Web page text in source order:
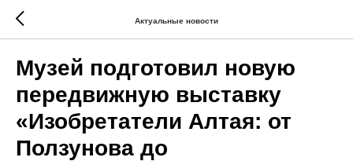
Актуальные новости
Музей подготовил новую
передвижную выставку
«Изобретатели Алтая: от
Ползунова до